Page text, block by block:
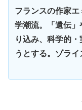
フランスの作家
学潮流。「遺伝
り込み、科学的
うとする。ゾライ